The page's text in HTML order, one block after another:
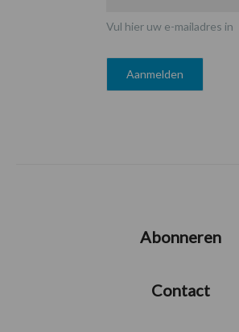
Vul hier uw e-mailadres in
Abonneren
Contact